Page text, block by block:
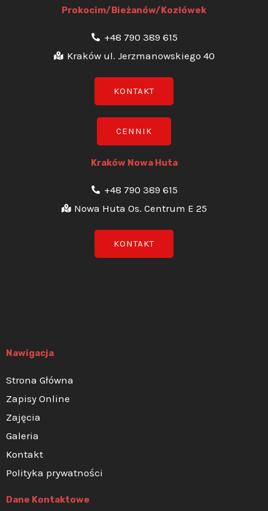
Prokocim/Bieżanów/Kozłówek
+48 790 389 615
Kraków ul. Jerzmanowskiego 40
KONTAKT
CENNIK
Kraków Nowa Huta
+48 790 389 615
Nowa Huta Os. Centrum E 25
KONTAKT
Nawigacja
Strona Główna
Zapisy Online
Zajęcia
Galeria
Kontakt
Polityka prywatności
Dane Kontaktowe